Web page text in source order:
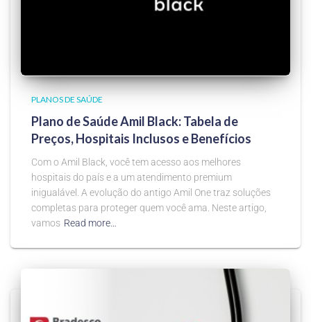
PLANOS DE SAÚDE
Plano de Saúde Amil Black: Tabela de
Preços, Hospitais Inclusos e Benefícios
Com o Amil Black, você tem acesso aos melhores
hospitais do país e a um atendimento premium
inigualável. A evolução do antigo Amil One traz soluções
completas para proteger quem você ama. Neste artigo,
vamos Read more…